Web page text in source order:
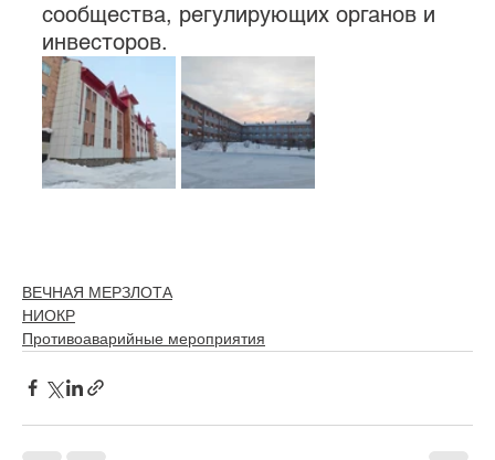
сообщества, регулирующих органов и
инвесторов.
ВЕЧНАЯ МЕРЗЛОТА
НИОКР
Противоаварийные мероприятия